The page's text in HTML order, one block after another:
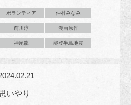
ボランティア 仲村みなみ
前川淳 漫画原作
神尾龍 能登半島地震
いやり